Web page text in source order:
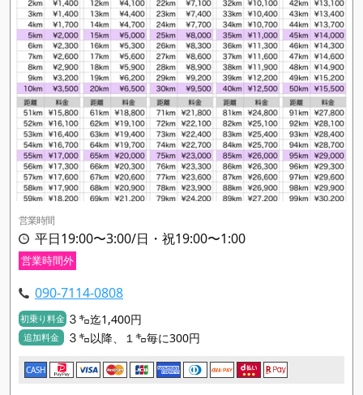
営業時間
平日19:00〜3:00/日・祝19:00〜1:00
営業時間外
090-7114-0808
初乗り料金 ３㌔迄1,400円
追加料金 ３㌔以降、１㌔毎に300円
CASH